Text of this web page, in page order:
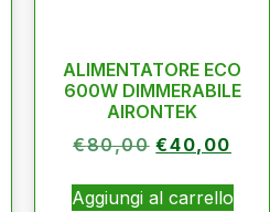
ALIMENTATORE ECO
600W DIMMERABILE
AIRONTEK
€80,00 €40,00
Aggiungi al carrello